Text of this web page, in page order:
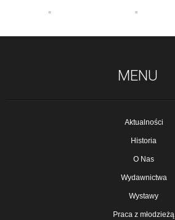
MENU
Aktualności
Historia
O Nas
Wydawnictwa
Wystawy
Praca z młodzieżą